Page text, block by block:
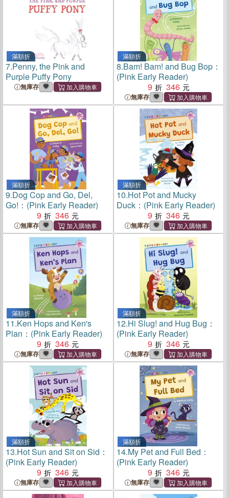
滿額折
7.Penny, the Pink and
Purple Puffy Pony
無庫存
滿額折
8.Bam! Bam! and Bug Bop：
(Pink Early Reader)
9
346
無庫存
滿額折
9.Dog Cop and Go, Del,
Go!：(Pink Early Reader)
9
346
無庫存
滿額折
10.Hot Pot and Mucky
Duck：(Pink Early Reader)
9
346
無庫存
滿額折
11.Ken Hops and Ken's
Plan：(Pink Early Reader)
9
346
無庫存
滿額折
12.Hi Slug! and Hug Bug：
(Pink Early Reader)
9
346
無庫存
滿額折
13.Hot Sun and Sit on Sid：
(Pink Early Reader)
9
346
無庫存
滿額折
14.My Pet and Full Bed：
(Pink Early Reader)
9
346
無庫存